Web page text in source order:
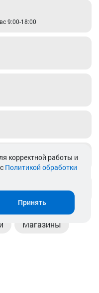
9:00-18:00
Магазины
корректной работы и
Политикой обработки
Принять